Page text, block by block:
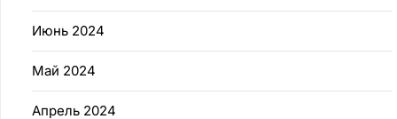
Июнь 2024
Май 2024
Апрель 2024